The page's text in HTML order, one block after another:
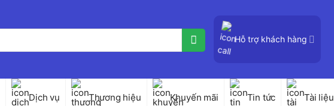
Hỗ trợ khách hàng
Dịch vụ Thương hiệu Khuyến mãi Tin tức Tài liệu